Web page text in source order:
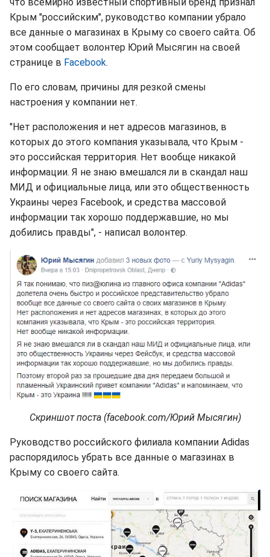
Крым "российским", руководство компании убрало
все данные о магазинах в Крыму со своего сайта. Об
этом сообщает волонтер Юрий Мысягин на своей
странице в Facebook.
По его словам, причины для резкой смены
настроения у компании нет.
"Нет расположения и нет адресов магазинов, в
которых до этого компания указывала, что Крым -
это российская территория. Нет вообще никакой
информации. Я не знаю вмешался ли в скандал наш
МИД и официальные лица, или это общественность
Украины через Facebook, и средства массовой
информации так хорошо поддержавшие, но мы
добились правды", - написал волонтер.
Скриншот поста (facebook.com/Юрий Мысягин)
Руководство российского филиала компании Adidas
распорядилось убрать все данные о магазинах в
Крыму со своего сайта.